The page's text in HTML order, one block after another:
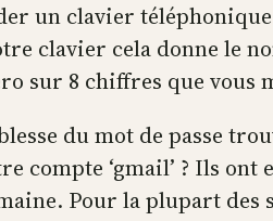
un clavier
clavier cela donne le
sur 8 chiffres que vous
du mot de passe
‘gmail’ ? Ils ont
Pour la plupart